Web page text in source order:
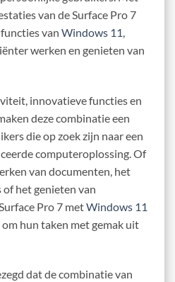
van de Surface Pro 7
van Windows 11
werken en genieten van
innovatieve functies en
deze combinatie een
die op zoek zijn naar een
computeroplossing. Of
van documenten, het
het genieten van
Pro 7 metWindows 11
hun taken met gemak uit
dat de combinatie van